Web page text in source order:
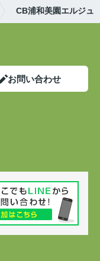
CB浦和美園エルジュ
お問い合わせ